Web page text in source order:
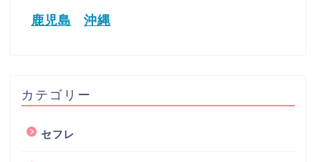
鹿児島 沖縄
カテゴリー
セフレ